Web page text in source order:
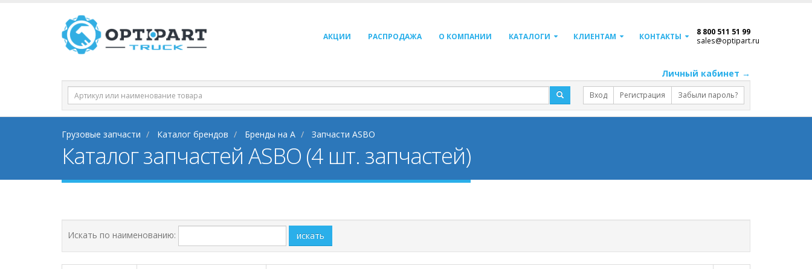
АКЦИИ РАСПРОДАЖА О КОМПАНИИ КАТАЛОГИ КЛИЕНТАМ КОНТАКТЫ 8 800 511 51 99
sales@optipart.ru
Личный кабинет →
Вход Регистрация Забыли пароль?
Грузовые запчасти Каталог брендов Бренды на A Запчасти ASBO
Каталог запчастей ASBO (4 шт. запчастей)
Искать по наименованию: искать